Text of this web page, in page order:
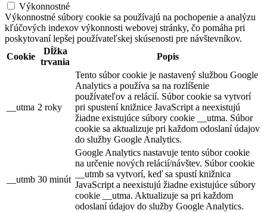
Výkonnostné
Výkonnostné súbory cookie sa používajú na pochopenie a analýzu
kľúčových indexov výkonnosti webovej stránky, čo pomáha pri
poskytovaní lepšej používateľskej skúsenosti pre návštevníkov.
Cookie
Dĺžka
trvania
Popis
__utma 2 roky
Tento súbor cookie je nastavený službou Google
Analytics a používa sa na rozlíšenie
používateľov a relácií. Súbor cookie sa vytvorí
pri spustení knižnice JavaScript a neexistujú
žiadne existujúce súbory cookie __utma. Súbor
cookie sa aktualizuje pri každom odoslaní údajov
do služby Google Analytics.
__utmb 30 minút
Google Analytics nastavuje tento súbor cookie
na určenie nových relácií/návštev. Súbor cookie
__utmb sa vytvorí, keď sa spustí knižnica
JavaScript a neexistujú žiadne existujúce súbory
cookie __utma. Aktualizuje sa pri každom
odoslaní údajov do služby Google Analytics.